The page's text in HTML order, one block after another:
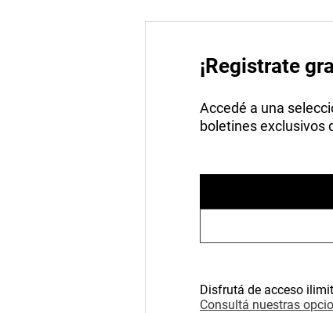
¡Registrate
Accedé a una
boletines exclusivos
Disfrutá de acceso
Consultá nuestras